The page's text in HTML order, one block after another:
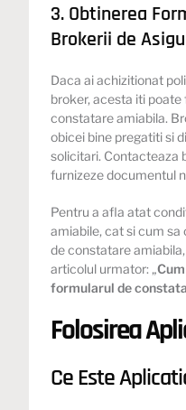
3. Obtinerea
Brokerii de
Daca ai achizitionat
broker, acesta iti
constatare amiabila.
obicei bine pregatiti si
solicitari. Contacteaza
furnizeze documentul
Pentru a afla atat
amiabile, cat si cum
de constatare
articolul urmator: „
formularul de
Folosirea
Ce Este